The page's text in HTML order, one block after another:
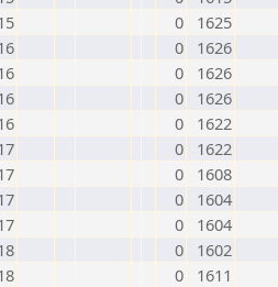
0
1625
0
1626
0
1626
0
1626
0
1622
0
1622
0
1608
0
1604
0
1604
0
1602
0
1611